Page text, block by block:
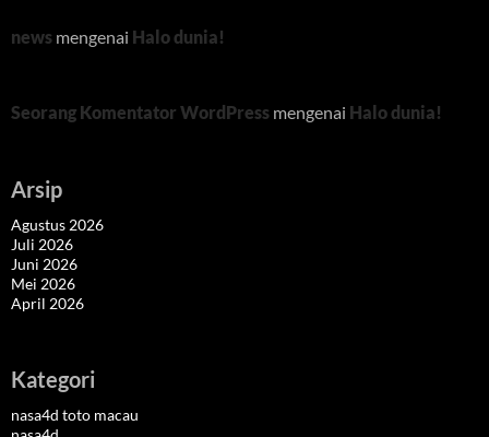
news mengenai Halo dunia!
Seorang Komentator WordPress mengenai Halo dunia!
Arsip
Agustus 2026
Juli 2026
Juni 2026
Mei 2026
April 2026
Kategori
nasa4d toto macau